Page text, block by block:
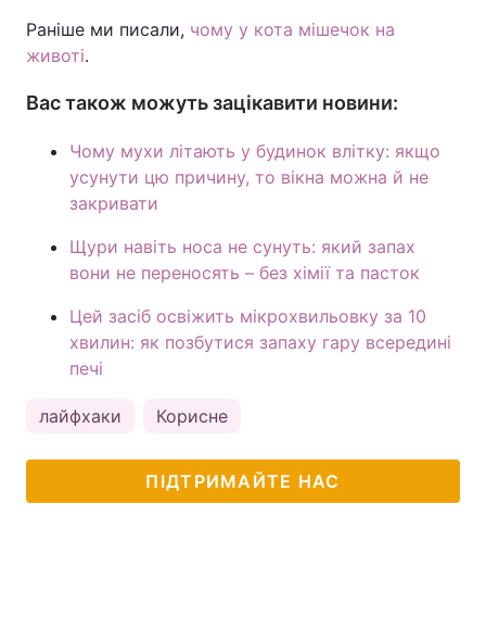
Раніше ми писали, чому у кота мішечок на
животі.
Вас також можуть зацікавити новини:
Чому мухи літають у будинок влітку: якщо
усунути цю причину, то вікна можна й не
закривати
Щури навіть носа не сунуть: який запах
вони не переносять – без хімії та пасток
Цей засіб освіжить мікрохвильовку за 10
хвилин: як позбутися запаху гару всередині
печі
лайфхаки Корисне
ПІДТРИМАЙТЕ НАС